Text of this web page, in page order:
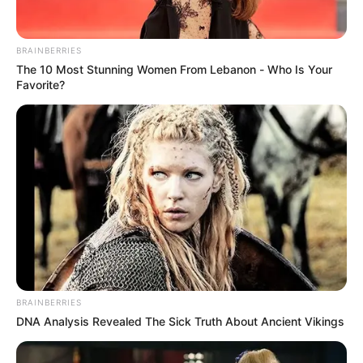
en esta ocasión, debido a que la tarima es realmente
grande, la tribuna norte se verá afectada.
Le puede interesar:
En agosto podrían suspenderse
servicios de salud para docentes públicos en Antioquia
BRAINBERRIES
The 10 Most Stunning Women From Lebanon - Who Is Your
Favorite?
BRAINBERRIES
DNA Analysis Revealed The Sick Truth About Ancient Vikings